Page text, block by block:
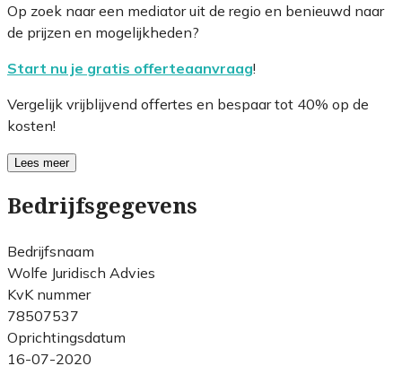
Op zoek naar een mediator uit de regio en benieuwd naar
de prijzen en mogelijkheden?
Start nu je gratis offerteaanvraag!
Vergelijk vrijblijvend offertes en bespaar tot 40% op de
kosten!
Lees meer
Bedrijfsgegevens
Bedrijfsnaam
Wolfe Juridisch Advies
KvK nummer
78507537
Oprichtingsdatum
16-07-2020